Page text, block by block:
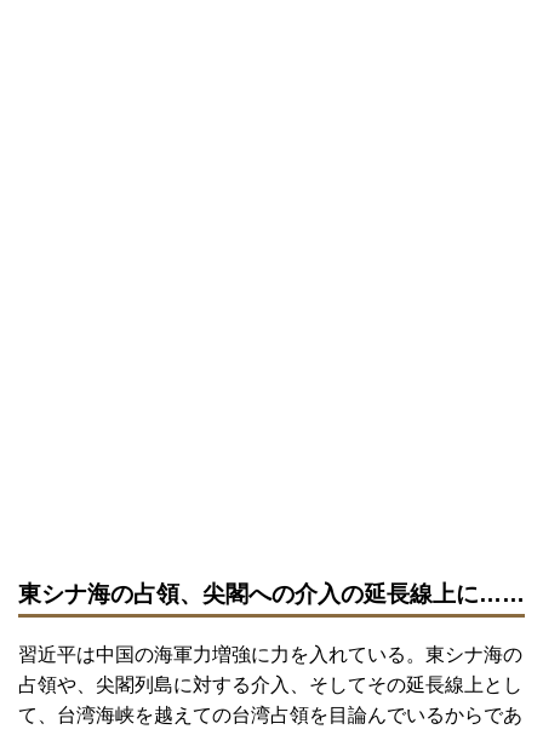
東シナ海の占領、尖閣への介入の延長線上に……
習近平は中国の海軍力増強に力を入れている。東シナ海の
占領や、尖閣列島に対する介入、そしてその延長線上とし
て、台湾海峡を越えての台湾占領を目論んでいるからであ